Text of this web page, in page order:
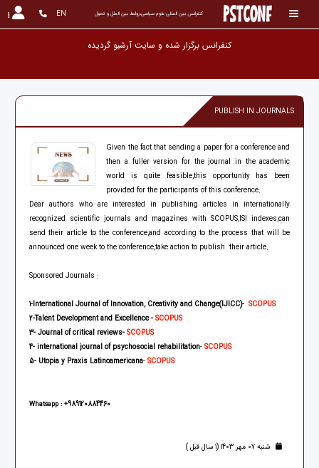
کنفرانس بین المللی علوم سیاسی،روابط بین الملل و تحول EN
کنفرانس برگزار شده و سایت آرشیو گ
PUBLISH IN JOURNALS
Given the fact that sending a paper for a conference and
then a fuller version for the journal in the academic
world is quite feasible,this opportunity has been
provided for the participants of this conference.
Dear authors who are interested in publishing articles in internationally
recognized scientific journals and magazines with SCOPUS,ISI indexes,can
send their article to the conference,and according to the process that will be
announced one week to the conference,take action to publish their article.
Sponsored Journals :
1-International Journal of Innovation, Creativity and Change(IJICC)- SCOPUS
2-Talent Development and Excellence - SCOPUS
3- Journal of critical reviews- SCOPUS
4- international journal of psychosocial rehabilitation- SCOPUS
5- Utopia y Praxis Latinoamericana- SCOPUS
Whatsapp: +989120884460
شنبه 07 مهر 1403 (1 سال قبل )